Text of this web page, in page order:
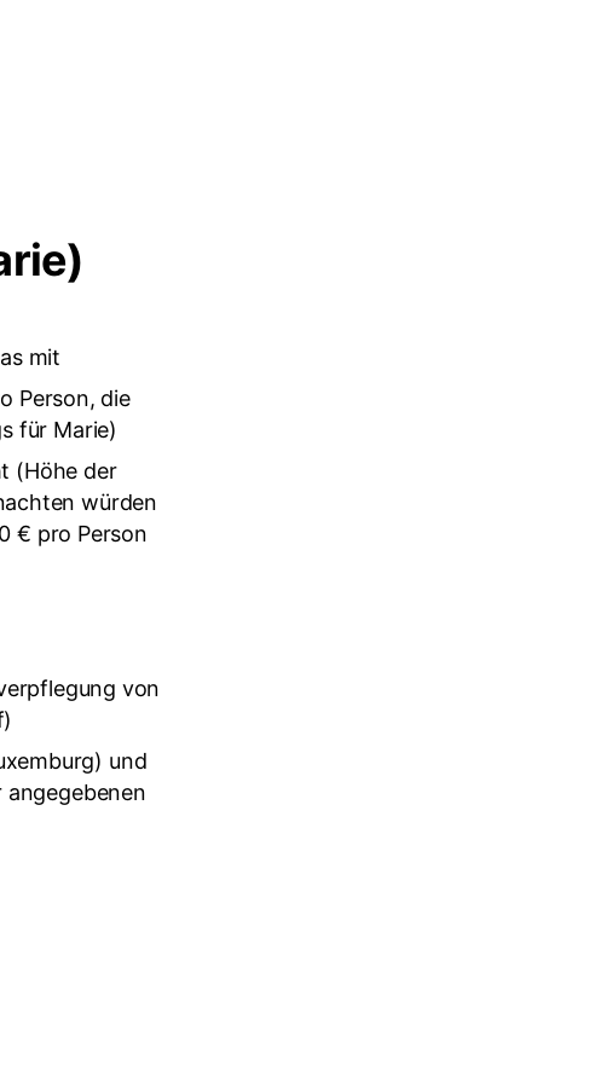
mit
Person, die
für Marie)
(Höhe der
würden
€ pro Person
von
und